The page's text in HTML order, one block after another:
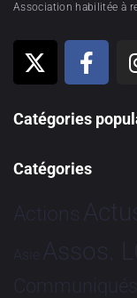
Association habilitée à
Catégories
Catégories
Actions
Asie Assos.
Communiqués